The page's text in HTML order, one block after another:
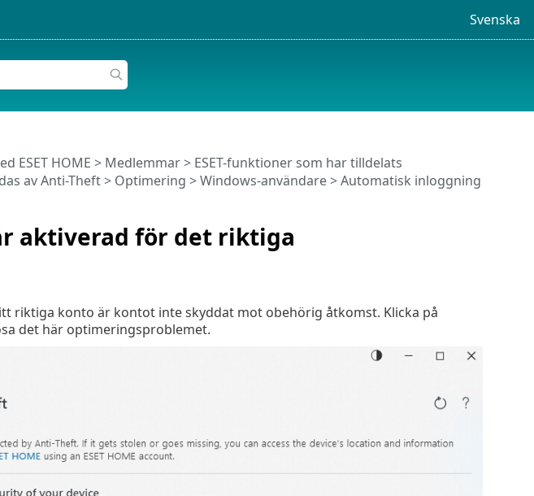
Svenska
aktiverad för det riktiga
ESET HOME > Medlemmar> ESET-funktioner som har tilldelats
av Anti-Theft> Optimering > Windows-användare > Automatisk inloggning
riktiga konto är kontot inte skyddat mot obehörig åtkomst. Klicka på
det här optimeringsproblemet.